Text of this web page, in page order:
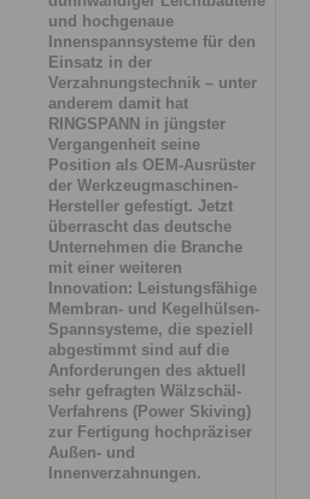
und hochgenaue
Innenspannsysteme für den
Einsatz in der
Verzahnungstechnik – unter
anderem damit hat
RINGSPANN in jüngster
Vergangenheit seine
Position als OEM-Ausrüster
der Werkzeugmaschinen-
Hersteller gefestigt. Jetzt
überrascht das deutsche
Unternehmen die Branche
mit einer weiteren
Innovation: Leistungsfähige
Membran- und Kegelhülsen-
Spannsysteme, die speziell
abgestimmt sind auf die
Anforderungen des aktuell
sehr gefragten Wälzschäl-
Verfahrens (Power Skiving)
zur Fertigung hochpräziser
Außen- und
Innenverzahnungen.